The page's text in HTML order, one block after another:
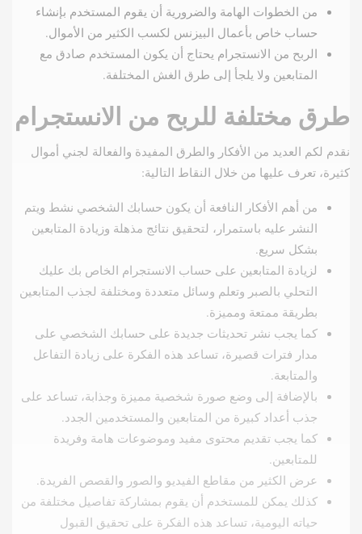
من الخطوات الهامة والضرورية أن يقوم المستخدم بإنشاء
حساب خاص بأعمال البيزنس لكسب الكثير من الأموال.
الربح من الانستجرام يحتاج أن يكون المستخدم صادق مع
المتابعين ولا يلجأ إلى طرق الغش المختلفة.
طرق مختلفة للربح من الانستجرام
نقدم لكم العديد من الأفكار والطرق المفيدة والفعالة لجني أموال
كثيرة، تعرف عليها من خلال النقاط التالية:
من أهم الأفكار النافعة أن يكون حسابك الشخصي نشط ويتم
النشر عليه باستمرار، لتحقيق نتائج مذهلة وزيادة المتابعين
بشكل سريع.
لزيادة المتابعين على حساب الانستجرام الخاص بك عليك
التحلي بالصبر وتعلم وسائل متعددة ومختلفة لجذب المتابعين
بطريقة ممتعة ومميزة.
كما يجب نشر تحديثات جديدة على حسابك الشخصي على
مدار فترات قصيرة، تساعد هذه الفكرة على زيادة التفاعل
والمتابعة.
بالإضافة إلى وضع صورة شخصية مميزة وجذابة، تساعد على
جذب أعداد كبيرة من المتابعين والمستخدمين الجدد.
كما يجب تقديم محتوى مفيد وموضوعات هامة وفريدة
للمتابعين.
عرض الكثير من مقاطع الفيديو والصور والقصص الفريدة.
كذلك يمكن للمستخدم أن يقوم بمشاركة تفاصيل مختلفة من
حياته اليومية، تساعد هذه الفكرة على تحقيق القبول